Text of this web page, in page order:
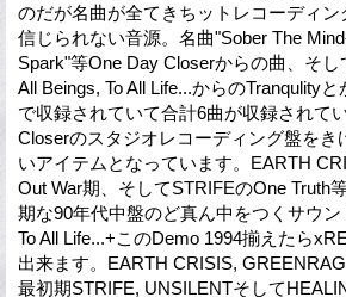
のだが名曲が全てきちットレコーディン
信じられない音源。名曲"Sober The
Spark"等One Day Closerからの曲、そし
All Beings, To All Life...からのTranqulity
で収録されていて合計6曲が収録されて
Closerのスタジオレコーディング盤をき
いアイテムとなっています。EARTH
Out War期、そしてSTRIFEのOne Truth
期な90年代中盤のど真ん中をつくサウン
To All Life...+このDemo 1994揃えたら
出来ます。EARTH CRISIS,
最初期STRIFE, UNSILENTそして